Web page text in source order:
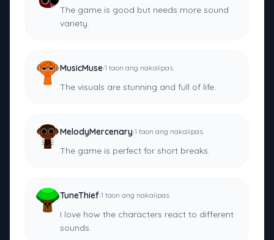
The game is good but needs more sound
variety.
MusicMuse·1 taon ang nakalipas
The visuals are stunning and full of life.
MelodyMercenary·1 taon ang nakalipas
The game is perfect for short breaks.
TuneThief·1 taon ang nakalipas
I love how the characters react to different
sounds.